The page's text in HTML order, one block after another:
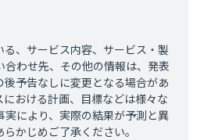
る、サービス内容、サービス・製
わせ先、その他の情報は、発表
後予告なしに変更となる場合があ
における計画、目標などは様々な
実により、実際の結果が予測と異
かじめご了承ください。